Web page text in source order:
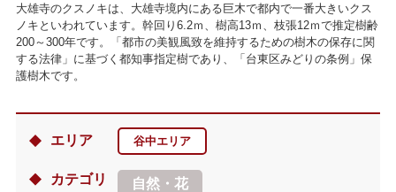
大雄寺のクスノキは、大雄寺境内にある巨木で都内で一番大きいクス
ノキといわれています。幹回り6.2ｍ、樹高13ｍ、枝張12ｍで推定樹齢
200～300年です。「都市の美観風致を維持するための樹木の保存に関
する法律」に基づく都知事指定樹であり、「台東区みどりの条例」保
護樹木です。
エリア 谷中エリア
カテゴリ 自然・花